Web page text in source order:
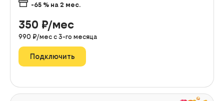
-65 % на 2 мес.
350 ₽/мес
990 ₽/мес с 3-го месяца
Подключить